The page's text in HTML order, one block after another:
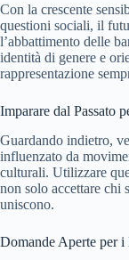
Con la crescente
questioni sociali, il
l’abbattimento delle
identità di genere e
rappresentazione
Imparare dal Passato
Guardando indietro,
influenzato da
culturali. Utilizzare
non solo accettare chi
uniscono.
Domande Aperte per i